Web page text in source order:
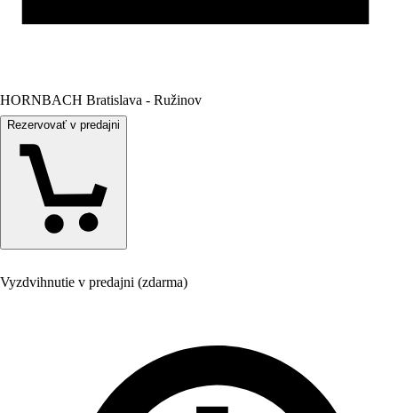
HORNBACH Bratislava - Ružinov
Rezervovať v predajni
Vyzdvihnutie v predajni (zdarma)